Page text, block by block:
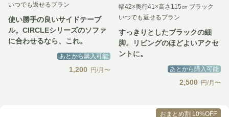
いつでも返せるプラン
使い勝手の良いサイドテーブ
ル。CIRCLEシリーズのソファ
に合わせるなら、これ。
あとから購入可能
1,200 円/月〜
幅42×奥行41×高さ115㎝ ブラック
いつでも返せるプラン
すっきりとしたブラックの細
脚。リビングのほどよいアクセ
ントに。
あとから購入可能
2,500 円/月〜
おまとめ割 10%OFF